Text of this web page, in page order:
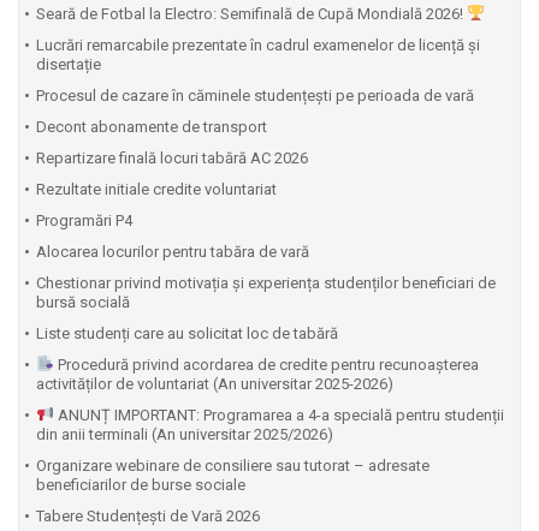
⁠Seară de Fotbal la Electro: Semifinală de Cupă Mondială 2026!
Lucrări remarcabile prezentate în cadrul examenelor de licență și
disertație
Procesul de cazare în căminele studențești pe perioada de vară
Decont abonamente de transport
Repartizare finală locuri tabără AC 2026
Rezultate initiale credite voluntariat
Programări P4
Alocarea locurilor pentru tabăra de vară
Chestionar privind motivația și experiența studenților beneficiari de
bursă socială
Liste studenți care au solicitat loc de tabără
Procedură privind acordarea de credite pentru recunoașterea
activităților de voluntariat (An universitar 2025-2026)
ANUNȚ IMPORTANT: Programarea a 4-a specială pentru studenții
din anii terminali (An universitar 2025/2026)
Organizare webinare de consiliere sau tutorat – adresate
beneficiarilor de burse sociale
Tabere Studențești de Vară 2026